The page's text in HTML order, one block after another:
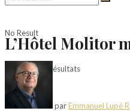
No Result
Voir tous les résultats
L’Hôtel Molitor
parEmmanuel Lupé